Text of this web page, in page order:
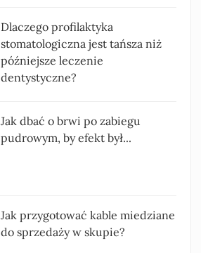
Dlaczego profilaktyka
stomatologiczna jest tańsza niż
późniejsze leczenie
dentystyczne?
Jak dbać o brwi po zabiegu
pudrowym, by efekt był...
Jak przygotować kable miedziane
do sprzedaży w skupie?